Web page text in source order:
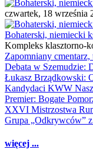
czwartek, 18 września
Bohaterski, niemiecki
Kompleks klasztorno-
Zapomniany
Debata w Szemudzie:
Łukasz Brządkowski:
Kandydaci KWW
Premier: Bogate
XXVI Mistrzostwa
Grupa „Odkrywców”
więcej ...